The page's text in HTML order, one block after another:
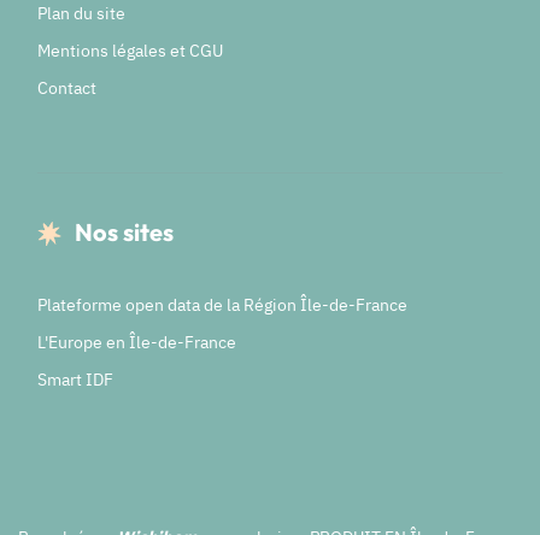
Plan du site
Mentions légales et CGU
Contact
Nos sites
Plateforme open data de la Région Île-de-France
L'Europe en Île-de-France
Smart IDF